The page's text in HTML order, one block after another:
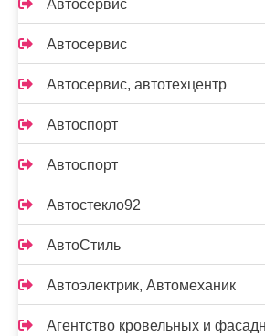
Автосервис
Автосервис
Автосервис, автотехцентр
Автоспорт
Автоспорт
Автостекло92
АвтоСтиль
Автоэлектрик, Автомеханик
Агентство кровельных и